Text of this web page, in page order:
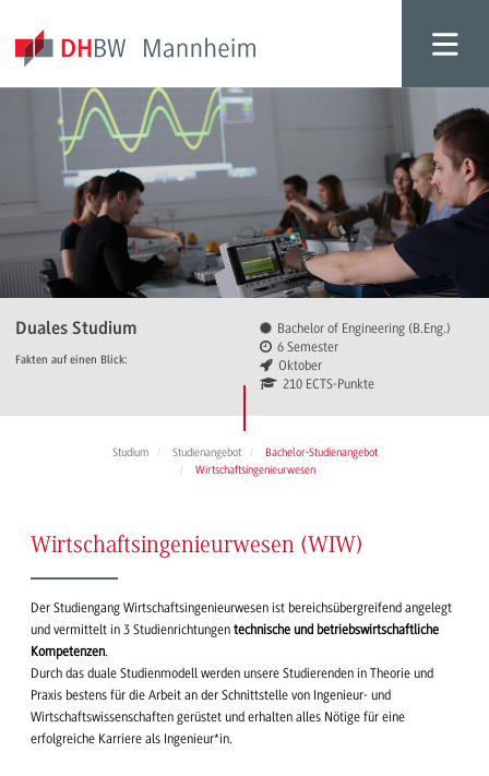
Duales Studium
Fakten auf einen Blick:
Bachelor of Engineering (B.Eng.)
6 Semester
Oktober
210 ECTS-Punkte
Studium Studienangebot
Bachelor-Studienangebot
Wirtschaftsingenieurwesen
Wirtschaftsingenieurwesen (WIW)
Der Studiengang Wirtschaftsingenieurwesen ist bereichsübergreifend angelegt
und vermittelt in 3 Studienrichtungen technische und betriebswirtschaftliche
Kompetenzen.
Durch das duale Studienmodell werden unsere Studierenden in Theorie und
Praxis bestens für die Arbeit an der Schnittstelle von Ingenieur- und
Wirtschaftswissenschaften gerüstet und erhalten alles Nötige für eine
erfolgreiche Karriere als Ingenieur*in.